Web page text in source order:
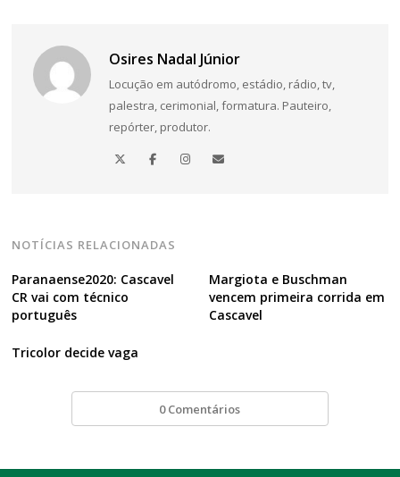
Osires Nadal Júnior
Locução em autódromo, estádio, rádio, tv,
palestra, cerimonial, formatura. Pauteiro,
repórter, produtor.
NOTÍCIAS RELACIONADAS
Paranaense2020: Cascavel
CR vai com técnico
português
Margiota e Buschman
vencem primeira corrida em
Cascavel
Tricolor decide vaga
0 Comentários
Navegação